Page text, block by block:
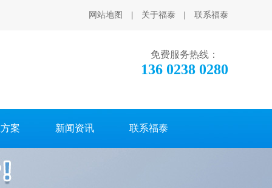
网站地图 关于福泰 联系福泰
免费服务热线：
136 0238 0280
案 新闻资讯 联系福泰